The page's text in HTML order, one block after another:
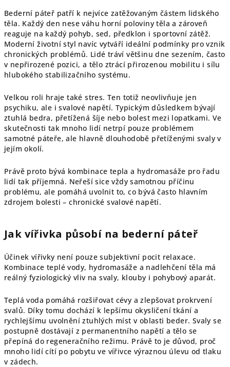
Bederní páteř patří k nejvíce zatěžovaným částem lidského
těla. Každý den nese váhu horní poloviny těla a zároveň
reaguje na každý pohyb, sed, předklon i sportovní zátěž.
Moderní životní styl navíc vytváří ideální podmínky pro vznik
chronických problémů. Lidé tráví většinu dne sezením, často
v nepřirozené pozici, a tělo ztrácí přirozenou mobilitu i sílu
hlubokého stabilizačního systému.
Velkou roli hraje také stres. Ten totiž neovlivňuje jen
psychiku, ale i svalové napětí. Typickým důsledkem bývají
ztuhlá bedra, přetížená šíje nebo bolest mezi lopatkami. Ve
skutečnosti tak mnoho lidí netrpí pouze problémem
samotné páteře, ale hlavně dlouhodobě přetíženými svaly v
jejím okolí.
Právě proto bývá kombinace tepla a hydromasáže pro řadu
lidí tak příjemná. Neřeší sice vždy samotnou příčinu
problému, ale pomáhá uvolnit to, co bývá často hlavním
zdrojem bolesti – chronické svalové napětí.
Jak vířivka působí na bederní páteř
Účinek vířivky není pouze subjektivní pocit relaxace.
Kombinace teplé vody, hydromasáže a nadlehčení těla má
reálný fyziologický vliv na svaly, klouby i pohybový aparát.
Teplá voda pomáhá rozšiřovat cévy a zlepšovat prokrvení
svalů. Díky tomu dochází k lepšímu okysličení tkání a
rychlejšímu uvolnění ztuhlých míst v oblasti beder. Svaly se
postupně dostávají z permanentního napětí a tělo se
přepíná do regeneračního režimu. Právě to je důvod, proč
mnoho lidí cítí po pobytu ve vířivce výraznou úlevu od tlaku
v zádech.